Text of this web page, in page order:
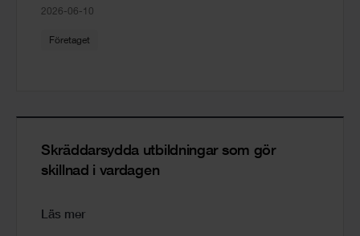
2026-06-10
Företaget
Skräddarsydda utbildningar som gör
skillnad i vardagen
Läs mer